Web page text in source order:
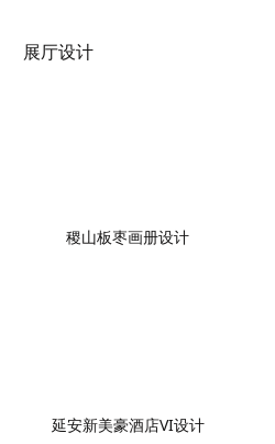
展厅设计
稷山板枣画册设计
延安新美豪酒店VI设计